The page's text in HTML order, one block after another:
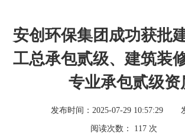
安创环保集团成功获批
工总承包贰级、建筑装
专业承包贰级资
发布时间：2025-07-29 10:57:29
阅读次数： 117次